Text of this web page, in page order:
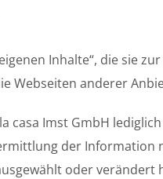
Inhalte“, die sie
Webseiten anderer
Imst GmbH
der
oder verändert